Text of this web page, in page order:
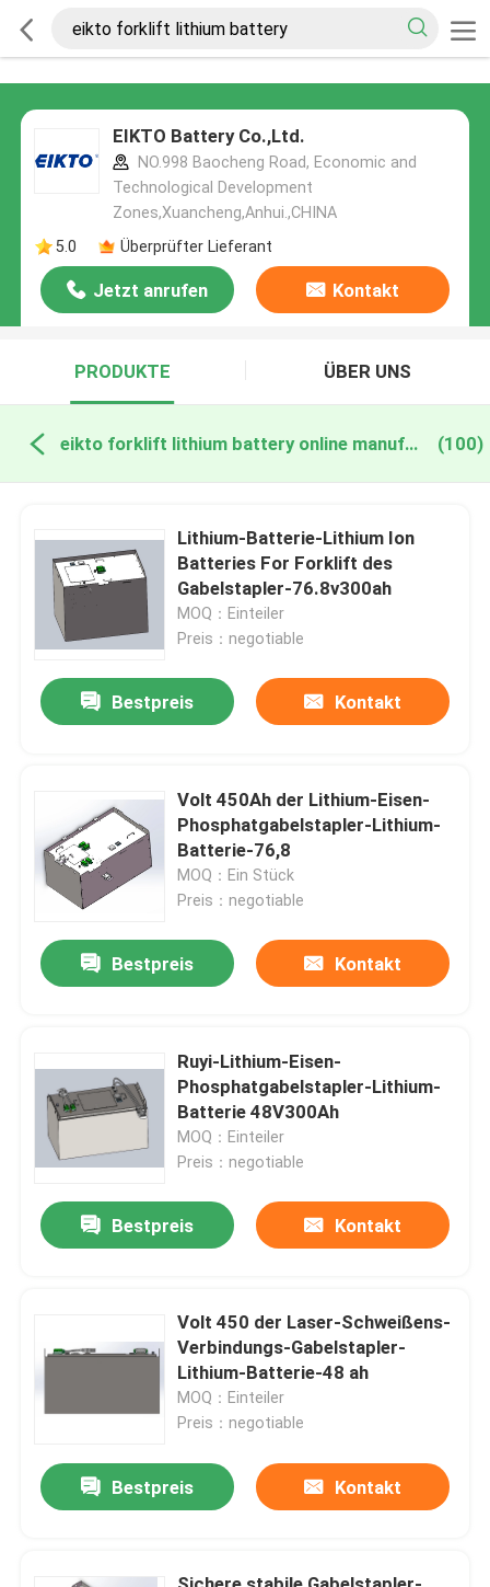
EIKTO Battery Co.,Ltd.
NO.998 Baocheng Road, Economic and
Technological Development
Zones,Xuancheng,Anhui.,CHINA
5.0
Überprüfter Lieferant
Jetzt anrufen Kontakt
PRODUKTE ÜBER UNS
eikto forklift lithium battery online manufacture (100)
Lithium-Batterie-Lithium Ion
Batteries For Forklift des
Gabelstapler-76.8v300ah
MOQ：Einteiler
Preis：negotiable
Bestpreis Kontakt
Volt 450Ah der Lithium-Eisen-
Phosphatgabelstapler-Lithium-
Batterie-76,8
MOQ：Ein Stück
Preis：negotiable
Bestpreis Kontakt
Ruyi-Lithium-Eisen-
Phosphatgabelstapler-Lithium-
Batterie 48V300Ah
MOQ：Einteiler
Preis：negotiable
Bestpreis Kontakt
Volt 450 der Laser-Schweißens-
Verbindungs-Gabelstapler-
Lithium-Batterie-48 ah
MOQ：Einteiler
Preis：negotiable
Bestpreis Kontakt